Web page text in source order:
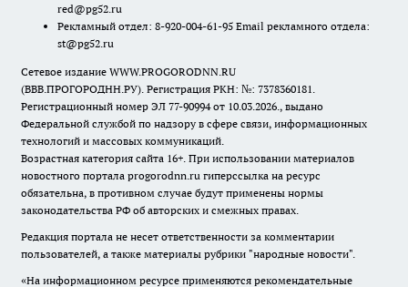
red@pg52.ru
Рекламный отдел: 8-920-004-61-95 Email рекламного отдела:
st@pg52.ru
Сетевое издание WWW.PROGORODNN.RU
(ВВВ.ПРОГОРОДНН.РУ). Регистрация РКН: №: 7378360181.
Регистрационный номер ЭЛ 77-90994 от 10.03.2026., выдано
Федеральной службой по надзору в сфере связи, информационных
технологий и массовых коммуникаций.
Возрастная категория сайта 16+. При использовании материалов
новостного портала progorodnn.ru гиперссылка на ресурс
обязательна, в противном случае будут применены нормы
законодательства РФ об авторских и смежных правах.
Редакция портала не несет ответственности за комментарии
пользователей, а также материалы рубрики "народные новости".
«На информационном ресурсе применяются рекомендательные